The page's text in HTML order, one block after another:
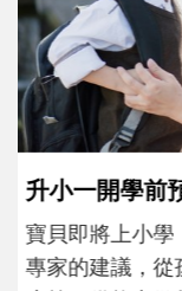
和孩子一起
不同模樣
沒有人天生